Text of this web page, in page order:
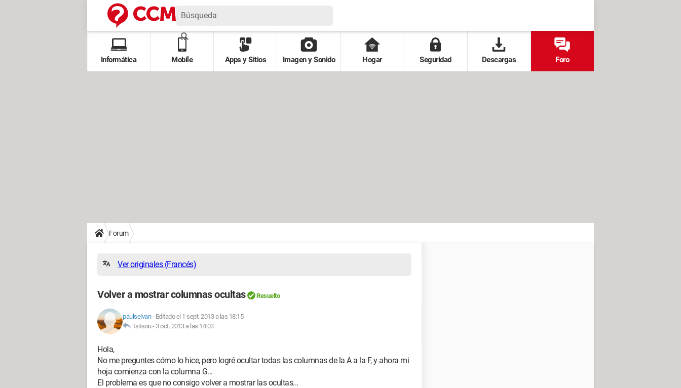
Informática Mobile Apps y Sitios Imagen y Sonido Hogar Seguridad Descargas Foro
Forum
Ver originales (Francés)
Volver a mostrar columnas ocultas Resuelto
paulselvan- Editado el 1 sept. 2013 a las 18:15
tsitsou - 3 oct. 2013 a las 14:03
Hola,
No me preguntes cómo lo hice, pero logré ocultar todas las columnas de la A a la F, y ahora mi
hoja comienza con la columna G...
El problema es que no consigo volver a mostrar las ocultas...